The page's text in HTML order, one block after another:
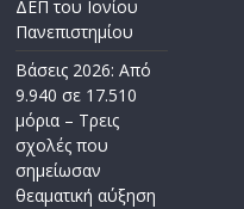
ΔΕΠ του Ιονίου
Πανεπιστημίου
Βάσεις 2026: Από
9.940 σε 17.510
μόρια – Τρεις
σχολές που
σημείωσαν
θεαματική αύξηση